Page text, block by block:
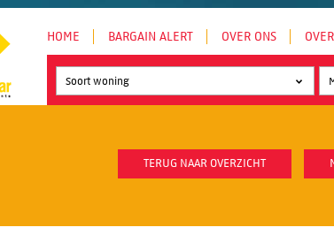
HOME BARGAIN ALERT OVER ONS
Soort woning
TERUG NAAR OVERZICHT